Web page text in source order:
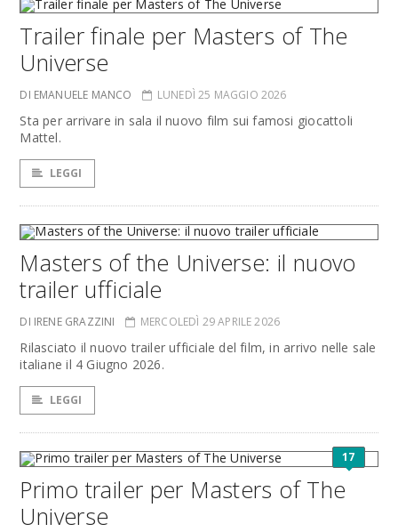
Trailer finale per Masters of The
Universe
DI EMANUELE MANCO LUNEDÌ 25 MAGGIO 2026
Sta per arrivare in sala il nuovo film sui famosi giocattoli
Mattel.
LEGGI
Masters of the Universe: il nuovo
trailer ufficiale
DI IRENE GRAZZINI MERCOLEDÌ 29 APRILE 2026
Rilasciato il nuovo trailer ufficiale del film, in arrivo nelle sale
italiane il 4 Giugno 2026.
LEGGI
17
Primo trailer per Masters of The
Universe